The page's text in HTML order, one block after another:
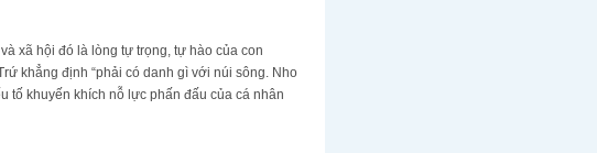
xã hội đó là lòng tự trọng, tự hào của con
khẳng định “phải có danh gì với núi sông. Nho
tố khuyến khích nỗ lực phấn đấu của cá nhân